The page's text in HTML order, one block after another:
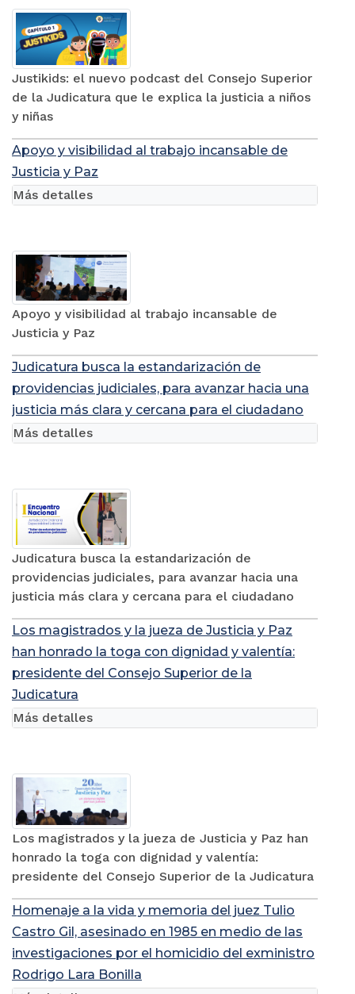
Justikids: el nuevo podcast del Consejo Superior
de la Judicatura que le explica la justicia a niños
y niñas
Apoyo y visibilidad al trabajo incansable de
Justicia y Paz
Apoyo y visibilidad al trabajo incansable de
Justicia y Paz
Más detalles
Judicatura busca la estandarización de
providencias judiciales, para avanzar hacia una
justicia más clara y cercana para el ciudadano
Judicatura busca la estandarización de
providencias judiciales, para avanzar hacia una
justicia más clara y cercana para el ciudadano
Más detalles
Los magistrados y la jueza de Justicia y Paz
han honrado la toga con dignidad y valentía:
presidente del Consejo Superior de la
Judicatura
Los magistrados y la jueza de Justicia y Paz han
honrado la toga con dignidad y valentía:
presidente del Consejo Superior de la Judicatura
Más detalles
Homenaje a la vida y memoria del juez Tulio
Castro Gil, asesinado en 1985 en medio de las
investigaciones por el homicidio del exministro
Rodrigo Lara Bonilla